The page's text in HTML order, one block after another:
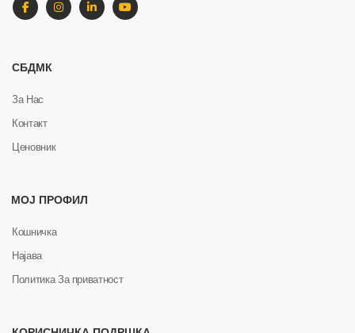
СБДМК
За Нас
Контакт
Ценовник
МОЈ ПРОФИЛ
Кошничка
Најава
Политика За приватност